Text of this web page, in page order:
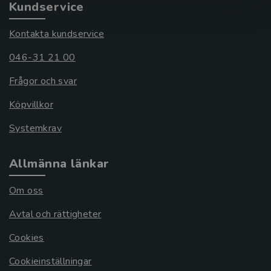
Kundservice
Kontakta kundservice
046-31 21 00
Frågor och svar
Köpvillkor
Systemkrav
Allmänna länkar
Om oss
Avtal och rättigheter
Cookies
Cookieinställningar